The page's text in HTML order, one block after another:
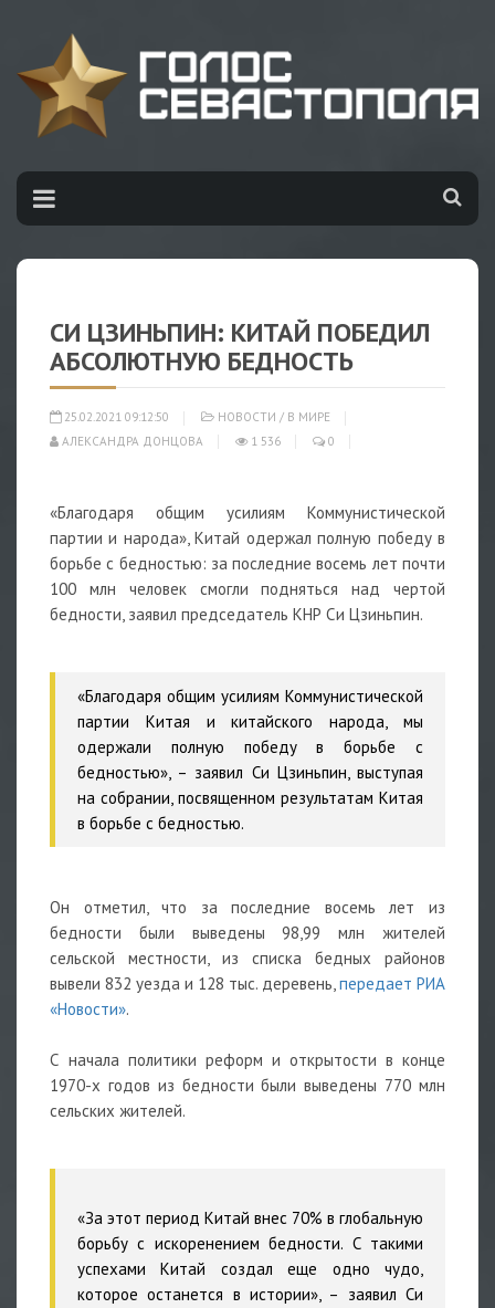
СИ ЦЗИНЬПИН: КИТАЙ ПОБЕДИЛ
АБСОЛЮТНУЮ БЕДНОСТЬ
25.02.2021 09:12:50 НОВОСТИ / В МИРЕ
АЛЕКСАНДРА ДОНЦОВА
1 536 0
«Благодаря общим усилиям Коммунистической
партии и народа», Китай одержал полную победу в
борьбе с бедностью: за последние восемь лет почти
100 млн человек смогли подняться над чертой
бедности, заявил председатель КНР Си Цзиньпин.
«Благодаря общим усилиям Коммунистической
партии Китая и китайского народа, мы
одержали полную победу в борьбе с
бедностью», – заявил Си Цзиньпин, выступая
на собрании, посвященном результатам Китая
в борьбе с бедностью.
Он отметил, что за последние восемь лет из
бедности были выведены 98,99 млн жителей
сельской местности, из списка бедных районов
вывели 832 уезда и 128 тыс. деревень,передает РИА
«Новости».
С начала политики реформ и открытости в конце
1970-х годов из бедности были выведены 770 млн
сельских жителей.
«За этот период Китай внес 70% в глобальную
борьбу с искоренением бедности. С такими
успехами Китай создал еще одно чудо,
которое останется в истории», – заявил Си